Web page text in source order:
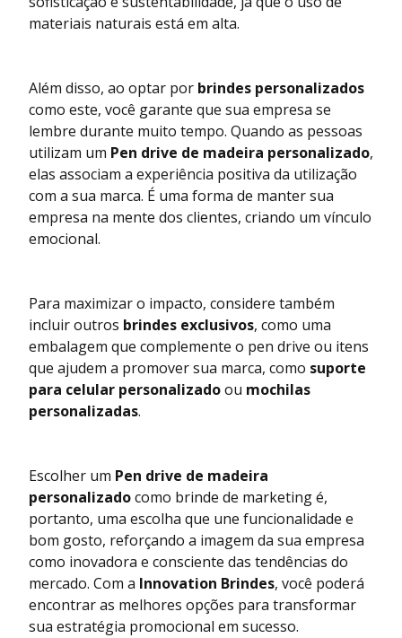
materiais naturais está em alta.
Além disso, ao optar por brindes personalizados
como este, você garante que sua empresa se
lembre durante muito tempo. Quando as pessoas
utilizam um Pen drive de madeira personalizado,
elas associam a experiência positiva da utilização
com a sua marca. É uma forma de manter sua
empresa na mente dos clientes, criando um vínculo
emocional.
Para maximizar o impacto, considere também
incluir outros brindes exclusivos, como uma
embalagem que complemente o pen drive ou itens
que ajudem a promover sua marca, como suporte
para celular personalizadoou mochilas
personalizadas.
Escolher um Pen drive de madeira
personalizadocomo brinde de marketing é,
portanto, uma escolha que une funcionalidade e
bom gosto, reforçando a imagem da sua empresa
como inovadora e consciente das tendências do
mercado. Com a Innovation Brindes, você poderá
encontrar as melhores opções para transformar
sua estratégia promocional em sucesso.